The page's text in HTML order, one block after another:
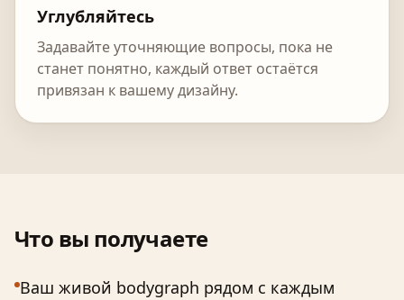
Углубляйтесь
Задавайте уточняющие вопросы, пока не
станет понятно, каждый ответ остаётся
привязан к вашему дизайну.
Что вы получаете
Ваш живой bodygraph рядом с каждым